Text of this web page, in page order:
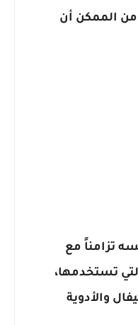
من الممكن أن
تزامناً مع
تستخدمها،
والأدوية